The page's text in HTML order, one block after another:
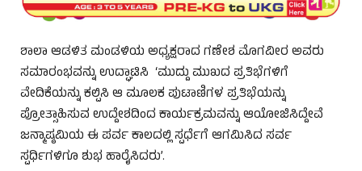
ಶಾಲಾ ಆಡಳಿತ ಮಂಡಳಿಯ ಅಧ್ಯಕ್ಷರಾದ ಗಣೇಶ ಮೊಗವೀರ ಅವರು
ಸಮಾರಂಭವನ್ನು ಉದ್ಘಾಟಿಸಿ ‘ಮುದ್ದು ಮುಖದ ಪ್ರತಿಭೆಗಳಿಗೆ
ವೇದಿಕೆಯನ್ನು ಕಲ್ಪಿಸಿ ಆ ಮೂಲಕ ಪುಟಾಣಿಗಳ ಪ್ರತಿಭೆಯನ್ನು
ಪ್ರೋತ್ಸಾಹಿಸುವ ಉದ್ದೇಶದಿಂದ ಕಾರ್ಯಕ್ರಮವನ್ನು ಆಯೋಜಿಸಿದ್ದೇವೆ
ಜನ್ಮಾಷ್ಠಮಿಯ ಈ ಪರ್ವ ಕಾಲದಲ್ಲಿ ಸ್ಪರ್ಧೆಗೆ ಆಗಮಿಸಿದ ಸರ್ವ
ಸ್ಪರ್ಧಿಗಳಿಗೂ ಶುಭ ಹಾರೈಸಿದರು’.